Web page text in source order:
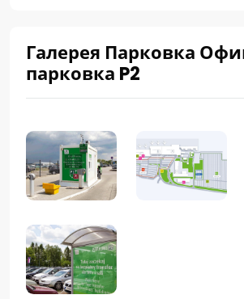
Галерея Парковка
парковка P2